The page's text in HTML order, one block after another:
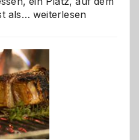
als… Als
–
die
Gelegenheit,
neue
Reiseziele
zu
entdecken
weiterlesen